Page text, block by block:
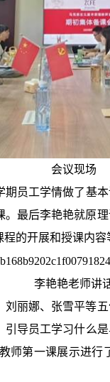
会议现场
员工学情做了基
。最后李艳艳就原
的开展和授课内容
李艳艳老师讲
丽娜、张雪平等
导员工学习什么
师第一课展示进